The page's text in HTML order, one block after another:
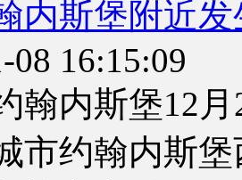
内斯堡附近
08 16:15:09
翰内斯堡12
市约翰内斯